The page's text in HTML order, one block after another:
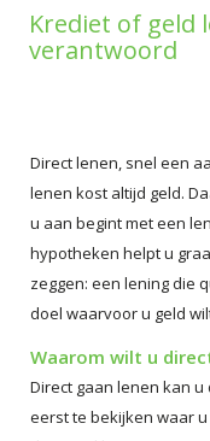
Krediet of geld
verantwoord
Direct lenen, snel een
lenen kost altijd geld.
u aan begint met een
hypotheken helpt u
zeggen: een lening die
doel waarvoor u geld
Waarom wilt u
Direct gaan lenen kan
eerst te bekijken waar